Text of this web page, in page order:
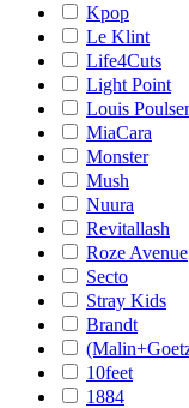
Kpop
Le Klint
Life4Cuts
Light Point
Louis
MiaCara
Monster
Mush
Nuura
Revitallash
Roze Avenue
Secto
Stray Kids
Brandt
10feet
1884